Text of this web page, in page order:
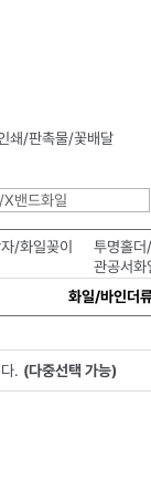
밴드화일
/화일꽂이 투명홀더
관공서화
화일/바인더
. (다중선택 가능)